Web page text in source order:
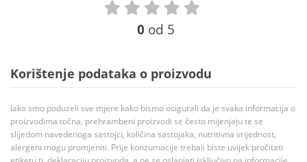
0 od 5
Korištenje podataka o proizvodu
Iako smo poduzeli sve mjere kako bismo osigurali da je svaka informacija o
proizvodima točna, prehrambeni proizvodi se često mijenjaju te se
slijedom navedenoga sastojci, količina sastojaka, nutritivna vrijednost,
alergeni mogu promjeniti. Prije konzumacije trebali biste uvijek pročitati